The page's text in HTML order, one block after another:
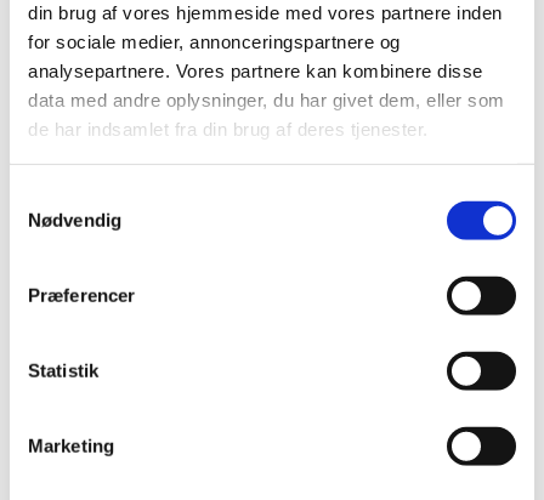
din brug af vores hjemmeside med vores partnere inden
for sociale medier, annonceringspartnere og
analysepartnere. Vores partnere kan kombinere disse
data med andre oplysninger, du har givet dem, eller som
de har indsamlet fra din brug af deres tjenester.
Nødvendig
Præferencer
Statistik
Marketing
Du finder Bygningsstyrelsen i Skanderborg på Thomas Helsteds Vej
Se på kort